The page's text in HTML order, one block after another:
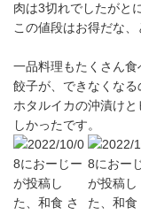
肉は3切れでしたがと
この値段はお得だな、
一品料理もたくさん
餃子が、できなくなる
ホタルイカの沖漬け
しかったです。